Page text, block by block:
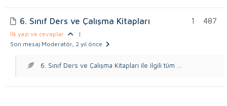
6. Sınıf Ders ve Çalışma Kitapları
İlk yazı ve cevaplar
|
Son mesaj Moderatör, 2 yıl önce
487
1
6. Sınıf Ders ve Çalışma Kitapları ile ilgili tüm ...